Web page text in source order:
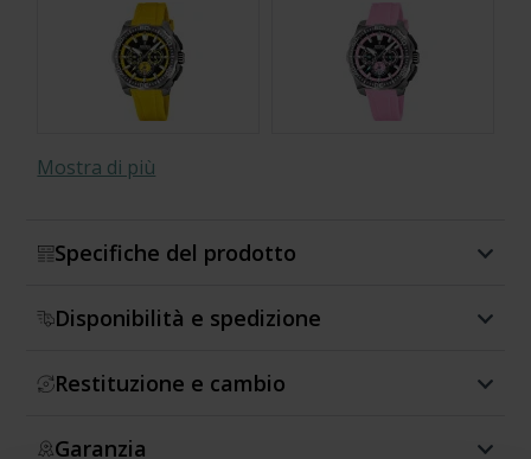
Special Edition
Mostra di più
Specifiche del prodotto
Disponibilità e spedizione
Restituzione e cambio
Garanzia